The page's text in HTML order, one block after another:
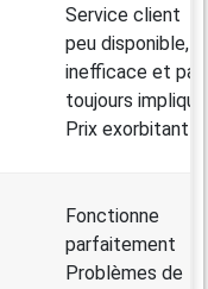
Service client
peu disponible,
inefficace et pas
toujours impliqué
Prix exorbitant
Fonctionne
parfaitement
Problèmes de